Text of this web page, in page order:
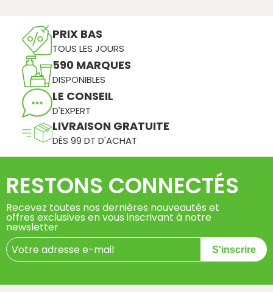
PRIX BAS
TOUS LES JOURS
590 MARQUES
DISPONIBLES
LE CONSEIL
D'EXPERT
LIVRAISON GRATUITE
DÈS 99 DT D'ACHAT
RESTONS CONNECTÉS
Recevez toutes nos dernières nouveautés et
offres exclusives en vous inscrivant à notre
newsletter
S'inscrire